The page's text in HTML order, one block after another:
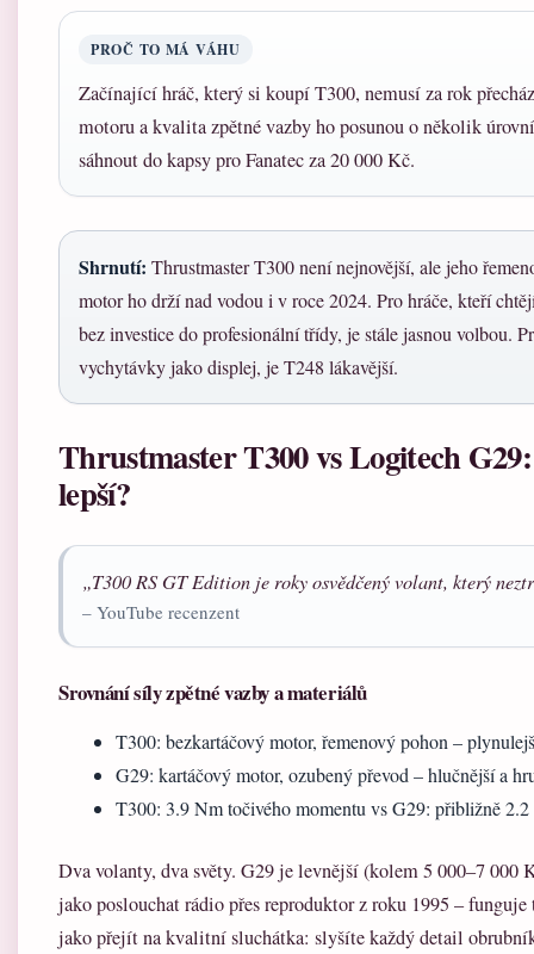
PROČ TO MÁ VÁHU
Začínající hráč, který si koupí T300, nemusí za rok
motoru a kvalita zpětné vazby ho posunou o několik
sáhnout do kapsy pro Fanatec za 20 000 Kč.
Shrnutí: Thrustmaster T300 není nejnovější, ale jeho
motor ho drží nad vodou i v roce 2024. Pro hráče, kteří
bez investice do profesionální třídy, je stále jasnou volbou.
vychytávky jako displej, je T248 lákavější.
Thrustmaster T300 vs Logitech
lepší?
„T300 RS GT Edition je roky osvědčený volant, který
– YouTube recenzent
Srovnání síly zpětné vazby a materiálů
T300: bezkartáčový motor, řemenový pohon –
G29: kartáčový motor, ozubený převod – hlučnější a
T300: 3.9 Nm točivého momentu vs G29: přibližně
Dva volanty, dva světy. G29 je levnější (kolem 5 000–7 000
jako poslouchat rádio přes reproduktor z roku 1995 –
jako přejít na kvalitní sluchátka: slyšíte každý detail